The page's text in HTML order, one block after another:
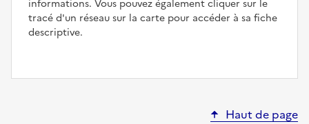
informations. Vous pouvez également cliquer sur le
tracé d'un réseau sur la carte pour accéder à sa fiche
descriptive.
Haut de page